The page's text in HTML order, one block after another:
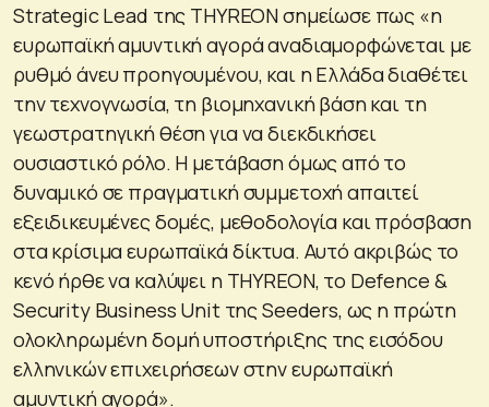
Strategic Lead της THYREON σημείωσε πως «η
ευρωπαϊκή αμυντική αγορά αναδιαμορφώνεται με
ρυθμό άνευ προηγουμένου, και η Ελλάδα διαθέτει
την τεχνογνωσία, τη βιομηχανική βάση και τη
γεωστρατηγική θέση για να διεκδικήσει
ουσιαστικό ρόλο. Η μετάβαση όμως από το
δυναμικό σε πραγματική συμμετοχή απαιτεί
εξειδικευμένες δομές, μεθοδολογία και πρόσβαση
στα κρίσιμα ευρωπαϊκά δίκτυα. Αυτό ακριβώς το
κενό ήρθε να καλύψει η THYREON, το Defence &
Security Business Unit της Seeders, ως η πρώτη
ολοκληρωμένη δομή υποστήριξης της εισόδου
ελληνικών επιχειρήσεων στην ευρωπαϊκή
αμυντική αγορά».